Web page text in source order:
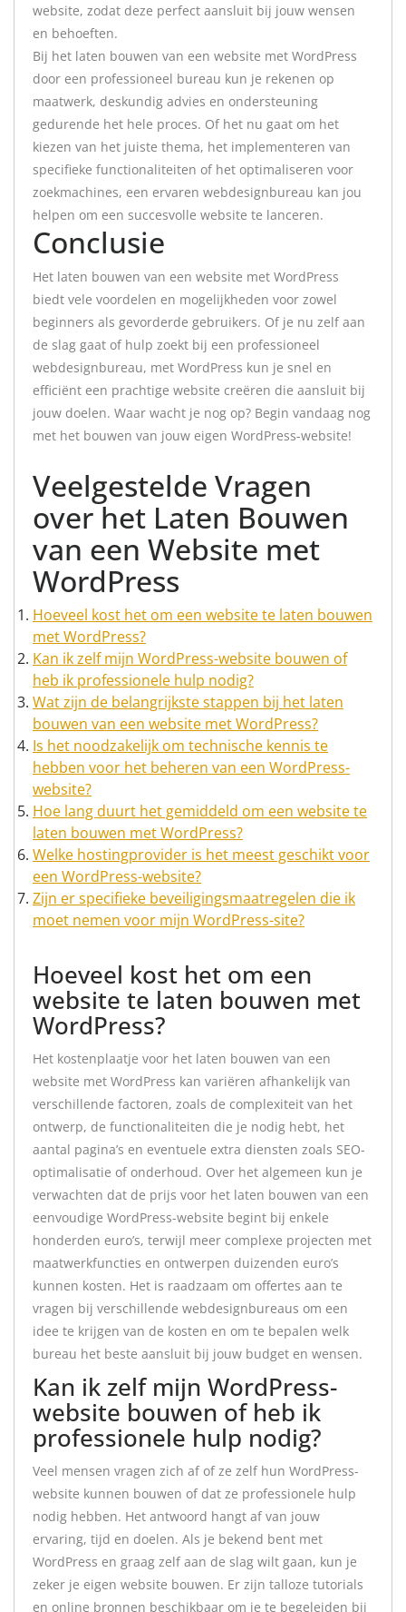
website, zodat deze perfect aansluit bij jouw wensen
en behoeften.
Bij het laten bouwen van een website met WordPress
door een professioneel bureau kun je rekenen op
maatwerk, deskundig advies en ondersteuning
gedurende het hele proces. Of het nu gaat om het
kiezen van het juiste thema, het implementeren van
specifieke functionaliteiten of het optimaliseren voor
zoekmachines, een ervaren webdesignbureau kan jou
helpen om een succesvolle website te lanceren.
Conclusie
Het laten bouwen van een website met WordPress
biedt vele voordelen en mogelijkheden voor zowel
beginners als gevorderde gebruikers. Of je nu zelf aan
de slag gaat of hulp zoekt bij een professioneel
webdesignbureau, met WordPress kun je snel en
efficiënt een prachtige website creëren die aansluit bij
jouw doelen. Waar wacht je nog op? Begin vandaag nog
met het bouwen van jouw eigen WordPress-website!
Veelgestelde Vragen
over het Laten Bouwen
van een Website met
WordPress
Hoeveel kost het om een website te laten bouwen
met WordPress?
Kan ik zelf mijn WordPress-website bouwen of
heb ik professionele hulp nodig?
Wat zijn de belangrijkste stappen bij het laten
bouwen van een website met WordPress?
Is het noodzakelijk om technische kennis te
hebben voor het beheren van een WordPress-
website?
Hoe lang duurt het gemiddeld om een website te
laten bouwen met WordPress?
Welke hostingprovider is het meest geschikt voor
een WordPress-website?
Zijn er specifieke beveiligingsmaatregelen die ik
moet nemen voor mijn WordPress-site?
Hoeveel kost het om een
website te laten bouwen met
WordPress?
Het kostenplaatje voor het laten bouwen van een
website met WordPress kan variëren afhankelijk van
verschillende factoren, zoals de complexiteit van het
ontwerp, de functionaliteiten die je nodig hebt, het
aantal pagina’s en eventuele extra diensten zoals SEO-
optimalisatie of onderhoud. Over het algemeen kun je
verwachten dat de prijs voor het laten bouwen van een
eenvoudige WordPress-website begint bij enkele
honderden euro’s, terwijl meer complexe projecten met
maatwerkfuncties en ontwerpen duizenden euro’s
kunnen kosten. Het is raadzaam om offertes aan te
vragen bij verschillende webdesignbureaus om een
idee te krijgen van de kosten en om te bepalen welk
bureau het beste aansluit bij jouw budget en wensen.
Kan ik zelf mijn WordPress-
website bouwen of heb ik
professionele hulp nodig?
Veel mensen vragen zich af of ze zelf hun WordPress-
website kunnen bouwen of dat ze professionele hulp
nodig hebben. Het antwoord hangt af van jouw
ervaring, tijd en doelen. Als je bekend bent met
WordPress en graag zelf aan de slag wilt gaan, kun je
zeker je eigen website bouwen. Er zijn talloze tutorials
en online bronnen beschikbaar om je te begeleiden bij